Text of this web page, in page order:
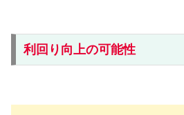
利回り向上の可能性